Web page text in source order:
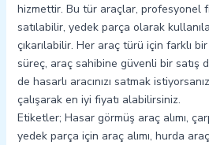
hizmettir. Bu tür araçlar, profesyonel
satılabilir, yedek parça olarak
çıkarılabilir. Her araç türü için farklı
süreç, araç sahibine güvenli bir satış
de hasarlı aracınızı satmak
çalışarak en iyi fiyatı alabilirsiniz.
Etiketler; Hasar görmüş araç alımı,
yedek parça için araç alımı, hurda araç